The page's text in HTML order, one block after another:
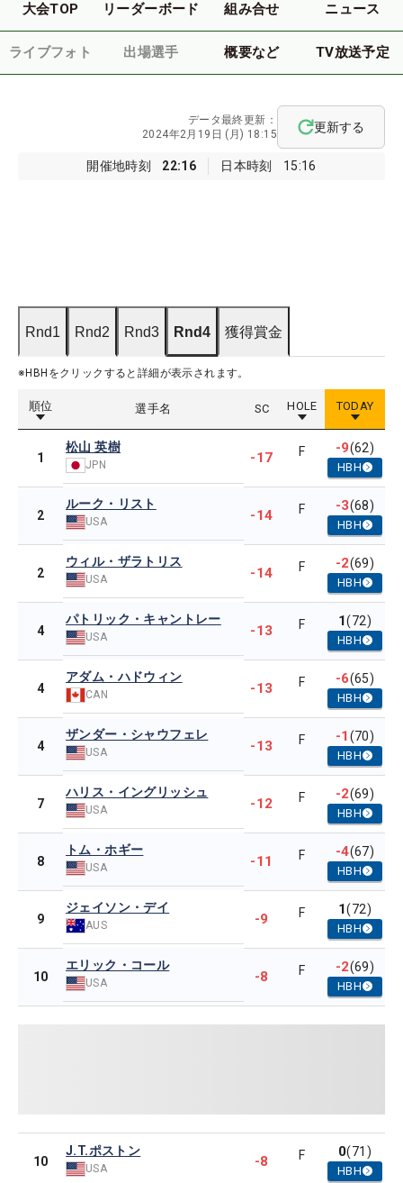
大会TOP リーダーボード 組み合せ ニュース
ライブフォト 出場選手 概要など TV放送予定
開催地時刻 22:16 日本時刻 15:16
データ最終更新：
2024年2月19日 (月) 18:15
更新する
Rnd1 Rnd2 Rnd3 Rnd4 獲得賞金
※HBHをクリックすると詳細が表示されます。
順位 選手名 SC HOLE TODAY
1
松山 英樹
JPN -17 F -9(62)
HBH
2
ルーク・リスト
USA -14 F -3(68)
HBH
2
ウィル・ザラトリス
USA -14 F -2(69)
HBH
4
パトリック・キャントレー
USA -13 F 1(72)
HBH
4
アダム・ハドウィン
CAN -13 F -6(65)
HBH
4
ザンダー・シャウフェレ
USA -13 F -1(70)
HBH
7
ハリス・イングリッシュ
USA -12 F -2(69)
HBH
8
トム・ホギー
USA -11 F -4(67)
HBH
9
ジェイソン・デイ
AUS -9 F 1(72)
HBH
10
エリック・コール
USA -8 F -2(69)
HBH
10
J.T.ポストン
USA -8 F 0(71)
HBH